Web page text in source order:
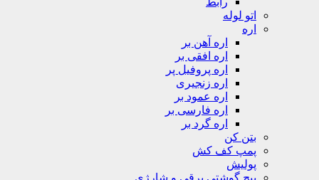
اتو لوله
اره
اره آهن بر
اره افقی بر
اره پروفیل پر
اره زنجیری
اره عمود بر
اره فارسی بر
اره گرد بر
بتن کن
پمپ کف کش
پولیش